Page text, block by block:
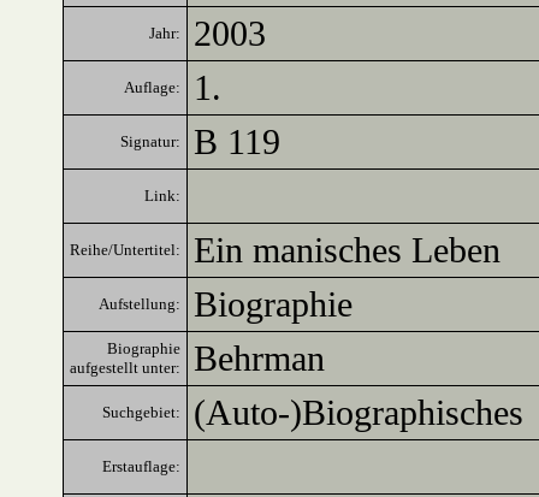
Jahr: 2003
Auflage: 1.
Signatur: B 119
Link:
Reihe/Untertitel: Ein manisches Leben
Aufstellung: Biographie
Biographie
aufgestellt unter:
Behrman
Suchgebiet: (Auto-)Biographisches
Erstauflage: